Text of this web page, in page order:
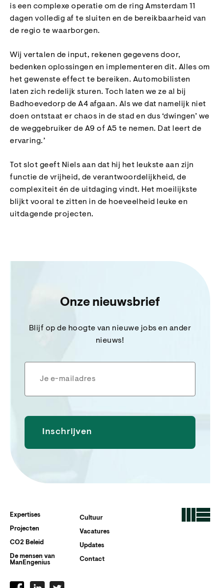
is een complexe operatie om de ring Amsterdam 11
dagen volledig af te sluiten en de bereikbaarheid van
de regio te waarborgen.
Wij vertalen de input, rekenen gegevens door,
bedenken oplossingen en implementeren dit. Alles om
het gewenste effect te bereiken. Automobilisten
laten zich redelijk sturen. Toch laten we ze al bij
Badhoevedorp de A4 afgaan. Als we dat namelijk niet
doen ontstaat er chaos in de stad en dus ‘dwingen’ we
de weggebruiker de A9 of A5 te nemen. Dat leert de
ervaring.’
Tot slot geeft Niels aan dat hij het leukste aan zijn
functie de vrijheid, de verantwoordelijkheid, de
complexiteit én de uitdaging vindt. Het moeilijkste
blijkt vooral te zitten in de hoeveelheid leuke en
uitdagende projecten.
Onze nieuwsbrief
Blijf op de hoogte van nieuwe jobs en ander
nieuws!
Expertises
Projecten
CO2 Beleid
De mensen van
ManEngenius
Cultuur
Vacatures
Updates
Contact